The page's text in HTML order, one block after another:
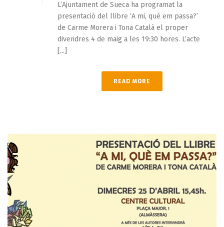
L’Ajuntament de Sueca ha programat la
presentació del llibre ‘A mi, què em passa?’
de Carme Morera i Tona Català el proper
divendres 4 de maig a les 19:30 hores. L’acte
[...]
READ MORE